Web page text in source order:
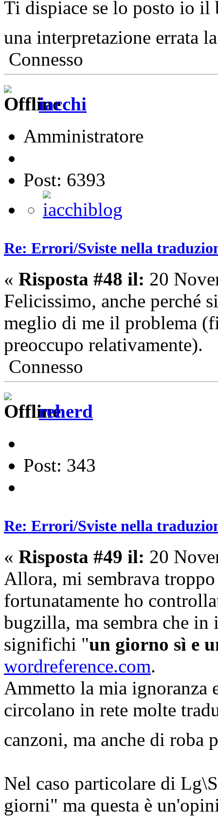
Ti dispiace se lo posto io il
una interpretazione errata
Connesso
iacchi
Amministratore
Post: 6393
Re: Errori/Sviste nella
« Risposta #48 il: 20
Felicissimo, anche perché
meglio di me il problema
preoccupo relativamente).
Connesso
reherd
Post: 343
Re: Errori/Sviste nella
« Risposta #49 il: 20
Allora, mi sembrava
fortunatamente ho
bugzilla, ma sembra che in
significhi "un giorno sì e
wordreference.com.
Ammetto la mia ignoranza
circolano in rete molte
canzoni, ma anche di roba
Nel caso particolare di
giorni" ma questa è